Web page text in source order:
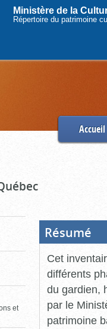
Ministère de la
Répertoire du patrimoine
Accueil
et
Résumé
Cet
différents
du gardien,
par le
patrimoine